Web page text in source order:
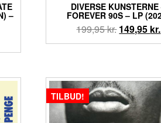
–
DIVERSE KUNSTERNE
FOREVER 90S – LP
199,95kr.Den
199,95 kr..
149,95 kr.
TILBUD!